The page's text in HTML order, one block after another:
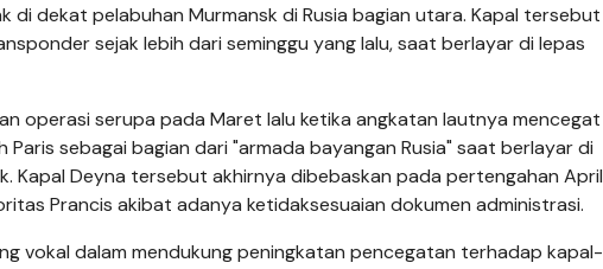
di dekat pelabuhan Murmansk di Rusia bagian utara. Kapal tersebut
sejak lebih dari seminggu yang lalu, saat berlayar di lepas
operasi serupa pada Maret lalu ketika angkatan lautnya mencegat
sebagai bagian dari "armada bayangan Rusia" saat berlayar di
Kapal Deyna tersebut akhirnya dibebaskan pada pertengahan April
Prancis akibat adanya ketidaksesuaian dokumen administrasi.
vokal dalam mendukung peningkatan pencegatan terhadap kapal-